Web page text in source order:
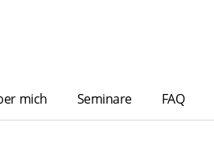
mich Seminare FAQ